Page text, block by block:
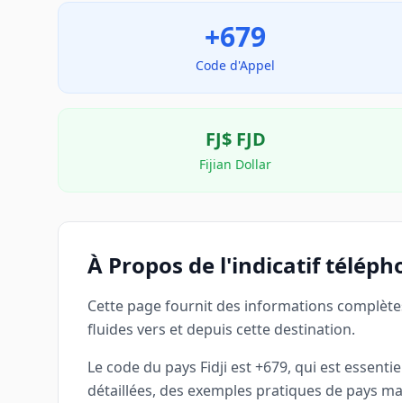
+679
Code d'Appel
FJ$ FJD
Fijian Dollar
À Propos de l'indicatif
Cette page fournit des informations
fluides vers et depuis cette destination.
Le code du pays Fidji est +679, qui est
détaillées, des exemples pratiques de pays